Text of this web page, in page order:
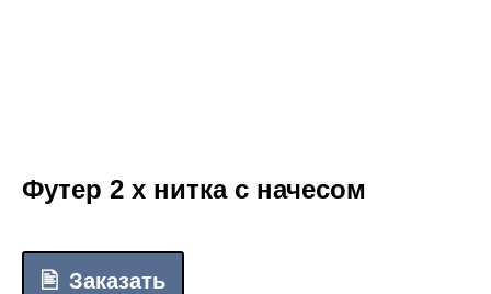
Футер 2 х нитка с начесом
Заказать